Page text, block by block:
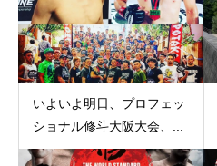
いよいよ明日、プロフェッ
ショナル修斗大阪大会、...